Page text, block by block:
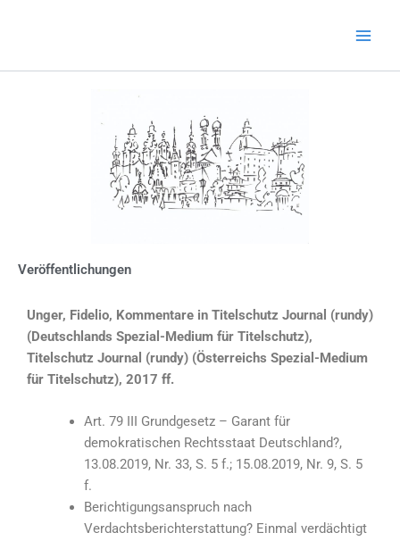
Veröffentlichungen
Unger, Fidelio, Kommentare in Titelschutz Journal (rundy)
(Deutschlands Spezial-Medium für Titelschutz),
Titelschutz Journal (rundy) (Österreichs Spezial-Medium
für Titelschutz), 2017 ff.
Art. 79 III Grundgesetz – Garant für
demokratischen Rechtsstaat Deutschland?,
13.08.2019, Nr. 33, S. 5 f.; 15.08.2019, Nr. 9, S. 5
f.
Berichtigungsanspruch nach
Verdachtsberichterstattung? Einmal verdächtigt